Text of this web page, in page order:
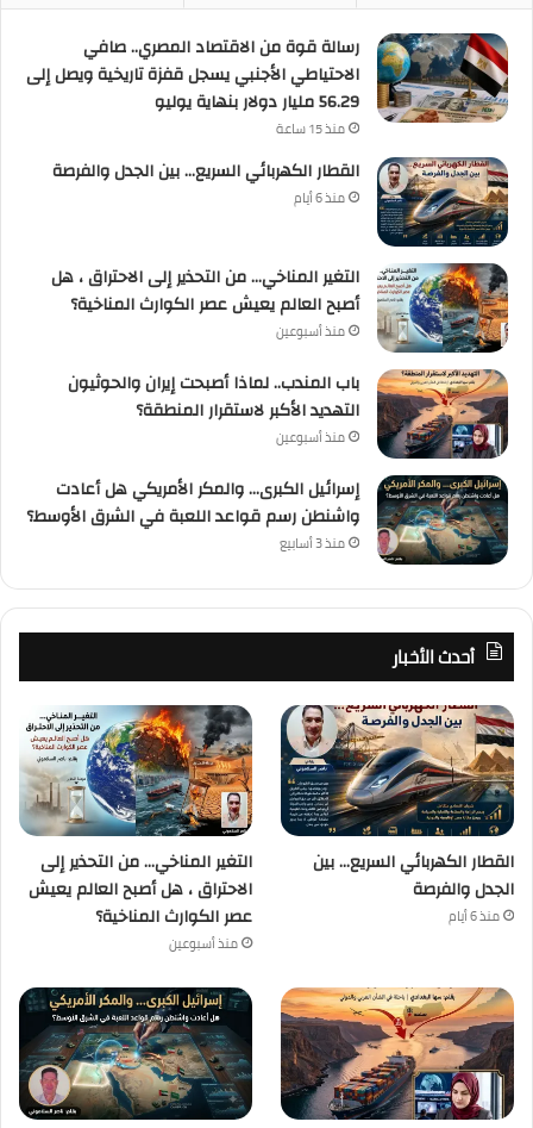
رسالة قوة من الاقتصاد المصري.. صافي
الاحتياطي الأجنبي يسجل قفزة تاريخية ويصل إلى
56.29 مليار دولار بنهاية يوليو
منذ 15 ساعة
القطار الكهربائي السريع… بين الجدل والفرصة
منذ 6 أيام
التغير المناخي… من التحذير إلى الاحتراق ، هل
أصبح العالم يعيش عصر الكوارث المناخية؟
منذ أسبوعين
باب المندب.. لماذا أصبحت إيران والحوثيون
التهديد الأكبر لاستقرار المنطقة؟
منذ أسبوعين
إسرائيل الكبرى… والمكر الأمريكي هل أعادت
واشنطن رسم قواعد اللعبة في الشرق الأوسط؟
منذ 3 أسابيع
أحدث الأخبار
القطار الكهربائي السريع… بين
الجدل والفرصة
منذ 6 أيام
التغير المناخي… من التحذير إلى
الاحتراق ، هل أصبح العالم يعيش
عصر الكوارث المناخية؟
منذ أسبوعين